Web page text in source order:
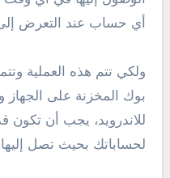
أي حساب عند التعرض
ولكي تتم هذه العملية
بوك المخزنة على الجهاز
للاندرويد، يجب أن
لحساباتك بحيث تصل